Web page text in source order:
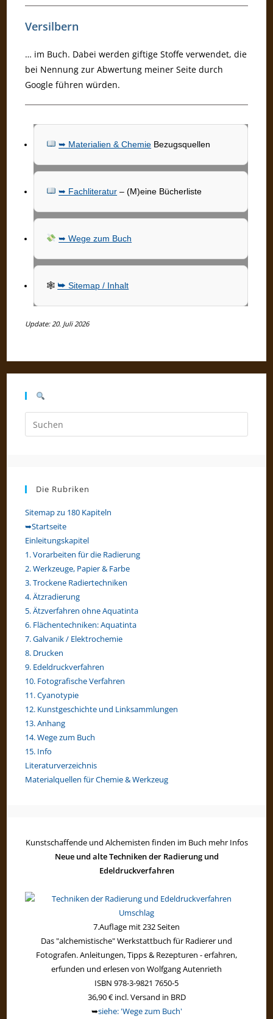
Versilbern
… im Buch. Dabei werden giftige Stoffe verwendet, die
bei Nennung zur Abwertung meiner Seite durch
Google führen würden.
➥ Materialien & Chemie Bezugsquellen
➥ Fachliteratur – (M)eine Bücherliste
➥ Wege zum Buch
🕸 ➥ Sitemap / Inhalt
Update: 20. Juli 2026
Die Rubriken
Sitemap zu 180 Kapiteln
➥Startseite
Einleitungskapitel
1. Vorarbeiten für die Radierung
2. Werkzeuge, Papier & Farbe
3. Trockene Radiertechniken
4. Ätzradierung
5. Ätzverfahren ohne Aquatinta
6. Flächentechniken: Aquatinta
7. Galvanik / Elektrochemie
8. Drucken
9. Edeldruckverfahren
10. Fotografische Verfahren
11. Cyanotypie
12. Kunstgeschichte und Linksammlungen
13. Anhang
14. Wege zum Buch
15. Info
Literaturverzeichnis
Materialquellen für Chemie & Werkzeug
Kunstschaffende und Alchemisten finden im Buch mehr Infos
Neue und alte Techniken der Radierung und
Edeldruckverfahren
7.Auflage mit 232 Seiten
Das "alchemistische" Werkstattbuch für Radierer und
Fotografen. Anleitungen, Tipps & Rezepturen - erfahren,
erfunden und erlesen von Wolfgang Autenrieth
ISBN 978-3-9821 7650-5
36,90 € incl. Versand in BRD
➥siehe: 'Wege zum Buch'